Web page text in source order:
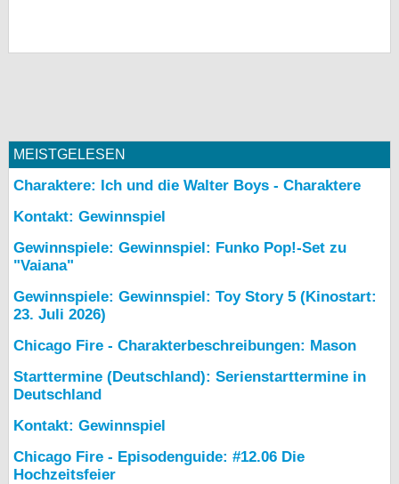
MEISTGELESEN
Charaktere: Ich und die Walter Boys - Charaktere
Kontakt: Gewinnspiel
Gewinnspiele: Gewinnspiel: Funko Pop!-Set zu
"Vaiana"
Gewinnspiele: Gewinnspiel: Toy Story 5 (Kinostart:
23. Juli 2026)
Chicago Fire - Charakterbeschreibungen: Mason
Starttermine (Deutschland): Serienstarttermine in
Deutschland
Kontakt: Gewinnspiel
Chicago Fire - Episodenguide: #12.06 Die
Hochzeitsfeier